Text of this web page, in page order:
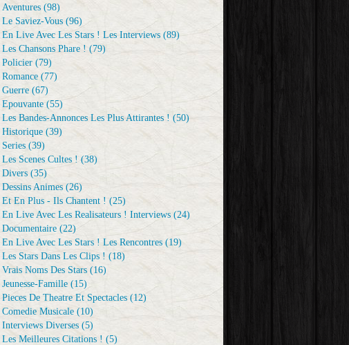
Aventures (98)
Le Saviez-Vous (96)
En Live Avec Les Stars ! Les Interviews (89)
Les Chansons Phare ! (79)
Policier (79)
Romance (77)
Guerre (67)
Epouvante (55)
Les Bandes-Annonces Les Plus Attirantes ! (50)
Historique (39)
Series (39)
Les Scenes Cultes ! (38)
Divers (35)
Dessins Animes (26)
Et En Plus - Ils Chantent ! (25)
En Live Avec Les Realisateurs ! Interviews (24)
Documentaire (22)
En Live Avec Les Stars ! Les Rencontres (19)
Les Stars Dans Les Clips ! (18)
Vrais Noms Des Stars (16)
Jeunesse-Famille (15)
Pieces De Theatre Et Spectacles (12)
Comedie Musicale (10)
Interviews Diverses (5)
Les Meilleures Citations ! (5)